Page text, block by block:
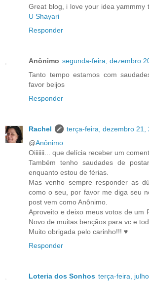
Great blog, i love your idea yammmy
U Shayari
Responder
Anônimo segunda-feira, dezembro
Tanto tempo estamos com
favor beijos
Responder
Rachel
terça-feira, dezembro 21,
@Anônimo
Oiiiiiii... que delícia receber um
Também tenho saudades de
enquanto estou de férias.
Mas venho sempre responder as
como o seu, por favor me diga seu
post vem como Anônimo.
Aproveito e deixo meus votos de um
Novo de muitas bençãos para vc e
Muito obrigada pelo carinho!!! ♥
Responder
Loteria dos Sonhos terça-feira,